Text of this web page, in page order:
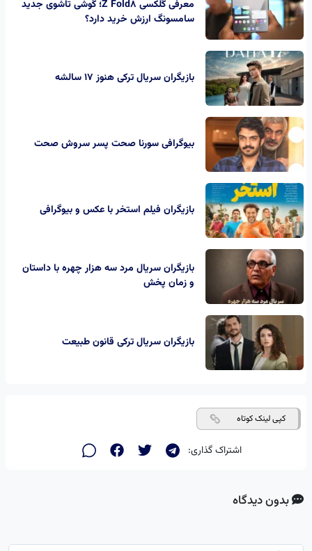
معرفی گلکسی Z Fold8؛ گوشی تاشوی جدید
سامسونگ ارزش خرید دارد؟
بازیگران سریال ترکی هنوز ۱۷ سالشه
بیوگرافی سورنا صحت پسر سروش صحت
بازیگران فیلم استخر با عکس و بیوگرافی
بازیگران سریال مرد سه هزار چهره با داستان
و زمان پخش
بازیگران سریال ترکی قانون طبیعت
کپی لینک کوتاه
اشتراک گذاری:
بدون دیدگاه